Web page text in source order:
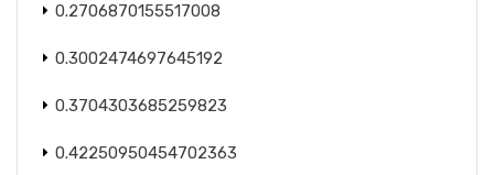
0.2706870155517008
0.3002474697645192
0.3704303685259823
0.42250950454702363